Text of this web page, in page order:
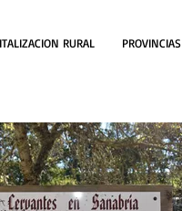
RURAL PROVINCIAS